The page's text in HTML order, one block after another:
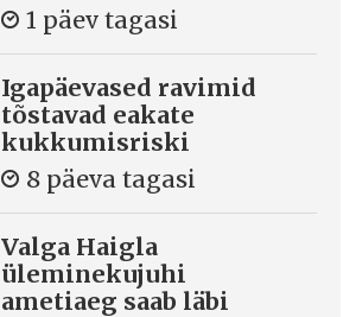
1 päev tagasi
Igapäevased ravimid
tõstavad eakate
kukkumisriski
8 päeva tagasi
Valga Haigla
üleminekujuhi
ametiaeg saab läbi